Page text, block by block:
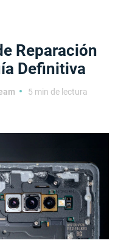
Reparación
Definitiva
5 min de lectura